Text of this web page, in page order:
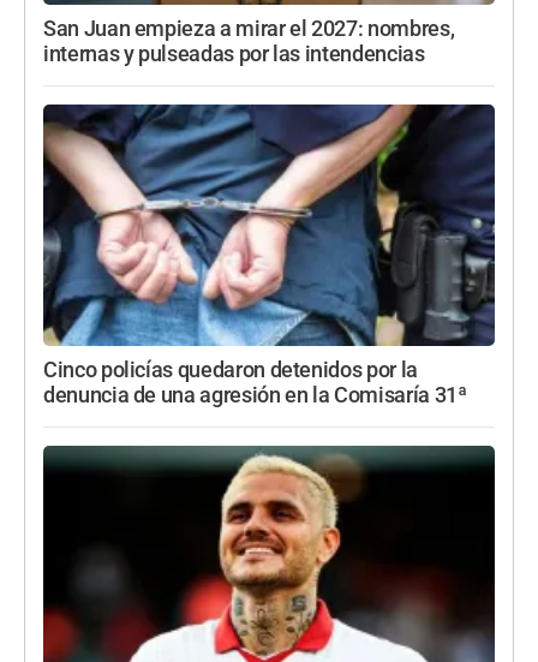
San Juan empieza a mirar el 2027: nombres,
internas y pulseadas por las intendencias
Cinco policías quedaron detenidos por la
denuncia de una agresión en la Comisaría 31ª